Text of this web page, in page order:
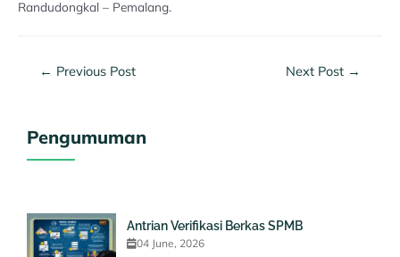
Randudongkal – Pemalang.
← Previous Post Next Post →
Pengumuman
Antrian Verifikasi Berkas SPMB
04 June, 2026